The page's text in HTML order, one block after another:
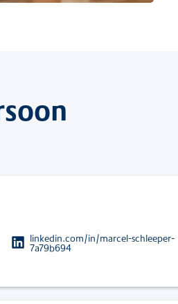
linkedin.com/in/marcel-schleeper-
7a79b694